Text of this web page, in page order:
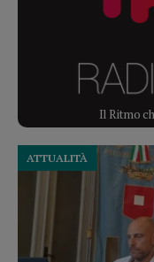
Il Ritmo
ATTUALITÀ